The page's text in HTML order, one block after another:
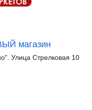
магазин
Улица Стрелковая 10